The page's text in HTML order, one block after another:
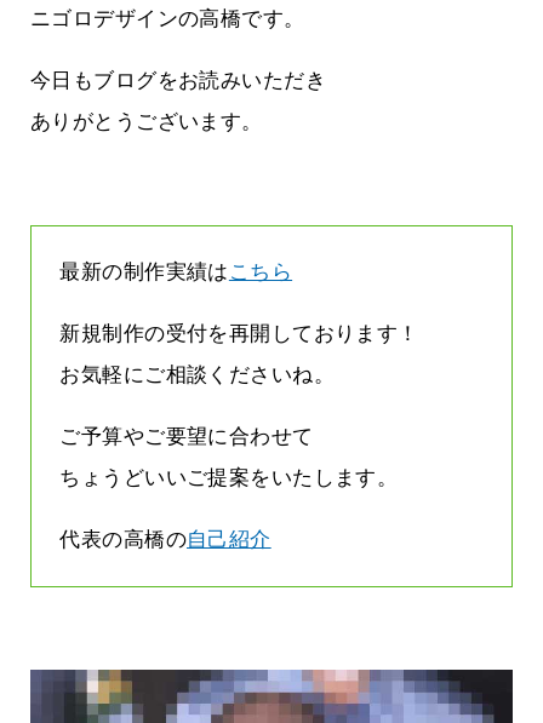
ニゴロデザインの高橋です。
今日もブログをお読みいただき
ありがとうございます。
最新の制作実績は こちら
新規制作の受付を再開しております！
お気軽にご相談くださいね。
ご予算やご要望に合わせて
ちょうどいいご提案をいたします。
代表の高橋の自己紹介
負けない
メンタルに来る～！想定してたより利
2026.07.29